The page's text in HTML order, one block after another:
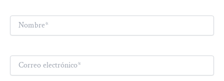
Nombre*
Correo
electrónico*